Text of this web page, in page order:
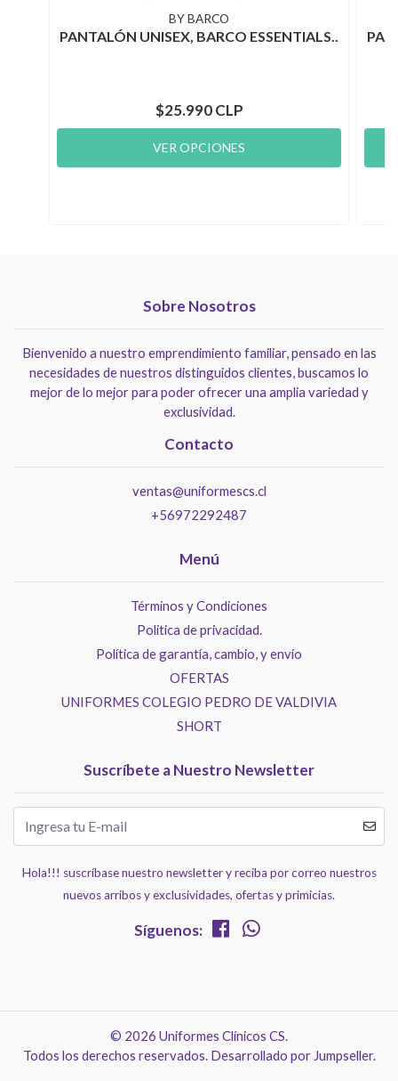
BY BARCO
PANTALÓN UNISEX, BARCO ESSENTIALS..
$25.990 CLP
VER OPCIONES
Sobre Nosotros
Bienvenido a nuestro emprendimiento familiar, pensado en las
necesidades de nuestros distinguidos clientes, buscamos lo
mejor de lo mejor para poder ofrecer una amplia variedad y
exclusividad.
Contacto
ventas@uniformescs.cl
+56972292487
Menú
Términos y Condiciones
Politica de privacidad.
Política de garantía, cambio, y envío
OFERTAS
UNIFORMES COLEGIO PEDRO DE VALDIVIA
SHORT
Suscríbete a Nuestro Newsletter
Hola!!! suscríbase nuestro newsletter y reciba por correo nuestros
nuevos arribos y exclusividades, ofertas y primicias.
Síguenos:
© 2026 Uniformes Clínicos CS.
Todos los derechos reservados. Desarrollado por Jumpseller.